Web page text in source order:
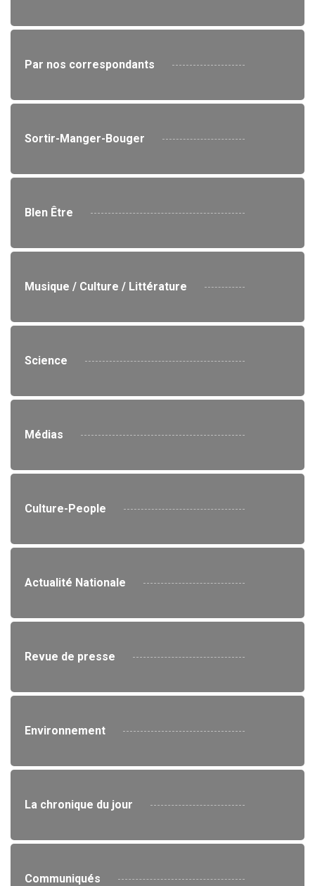
Par nos correspondants
Sortir-Manger-Bouger
BIen Être
Musique / Culture / Littérature
Science
Médias
Culture-People
Actualité Nationale
Revue de presse
Environnement
La chronique du jour
Communiqués